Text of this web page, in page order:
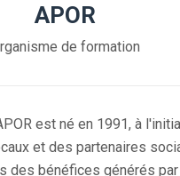
APOR
de formation
est né en 1991, à
et des partenaires
des bénéfices générés